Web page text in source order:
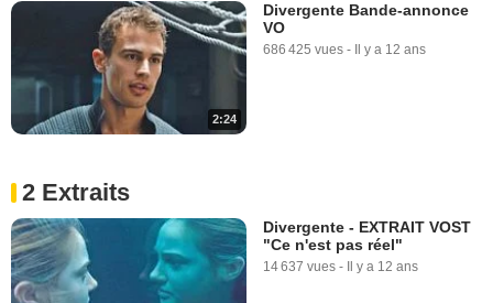
2:24
Divergente Bande-annonce
VO
686 425 vues - Il y a 12 ans
2 Extraits
Divergente - EXTRAIT VOST
"Ce n'est pas réel"
14 637 vues - Il y a 12 ans